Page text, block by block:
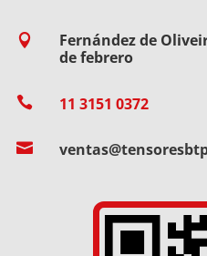

Fernández de
de febrero
 11 3151 0372
